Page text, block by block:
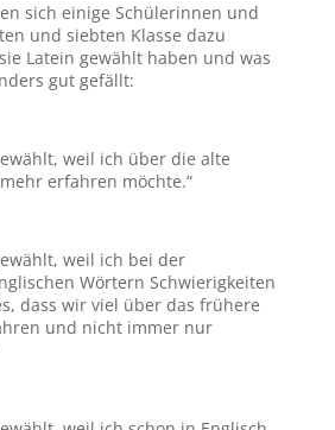
sich einige Schülerinnen und
und siebten Klasse dazu
Latein gewählt haben und was
gut gefällt:
weil ich über die alte
erfahren möchte.“
weil ich bei der
Wörtern Schwierigkeiten
dass wir viel über das frühere
und nicht immer nur